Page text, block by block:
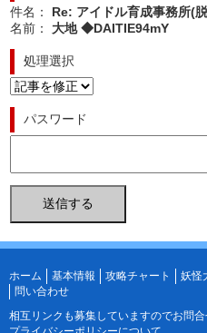
件名： Re: アイドル育成事務所(
名前： 大地 ◆DAITIE94mY
処理選択
パスワード
ホーム 基本情報 攻略チャート 妖怪
問い合わせ
相互リンクも募集していますのでお問